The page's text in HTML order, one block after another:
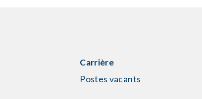
Carrière
Postes vacants